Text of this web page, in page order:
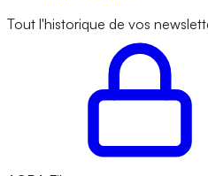
Tout l'historique de vos